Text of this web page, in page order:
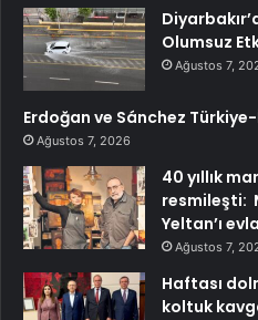
Olumsuz
Ağustos 7,
Erdoğan ve Sánchez
Ağustos 7, 2026
40 yıllık
resmileşti:
Yeltan’ı
Ağustos 7,
Haftası
koltuk